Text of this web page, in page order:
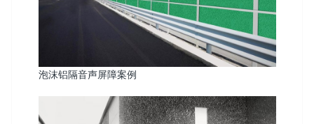
泡沫铝隔音声屏障案例